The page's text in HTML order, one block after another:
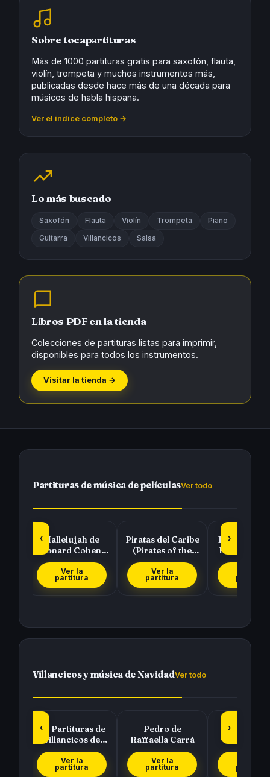
Sobre tocapartituras
Más de 1000 partituras gratis para saxofón, flauta,
violín, trompeta y muchos instrumentos más,
publicadas desde hace más de una década para
músicos de habla hispana.
Ver el índice completo →
Lo más buscado
Saxofón Flauta Violín Trompeta Piano
Guitarra Villancicos Salsa
Libros PDF en la tienda
Colecciones de partituras listas para imprimir,
disponibles para todos los instrumentos.
Visitar la tienda →
Partituras de música de películasVer todo
‹
Hallelujah de
Leonard Cohen y
Rufus Wainwright
Ver la
partitura
Piratas del Caribe
(Pirates of the
Caribbean) de
Hans Zimmer
Ver la
partitura
101
Bandas
partitura
›
Villancicos y música de NavidadVer todo
‹
70 Partituras de
Villancicos de
Navidad para
tocar con tu…
Ver la
partitura
Pedro de
Raffaella Carrá
Ver la
partitura
Dulce
partitura
›